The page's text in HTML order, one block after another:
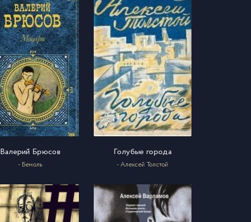
Валерий Брюсов
- Бемоль
Голубые города
- Алексей Толстой